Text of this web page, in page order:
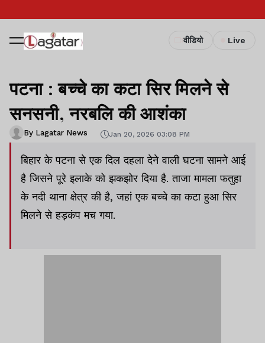
वीडियो Live
पटना : बच्चे का कटा सिर मिलने से
सनसनी, नरबलि की आशंका
By Lagatar News Jan 20, 2026 03:08 PM
बिहार के पटना से एक दिल दहला देने वाली घटना सामने आई
है जिसने पूरे इलाके को झकझोर दिया है. ताजा मामला फतुहा
के नदी थाना क्षेत्र की है, जहां एक बच्चे का कटा हुआ सिर
मिलने से हड़कंप मच गया.